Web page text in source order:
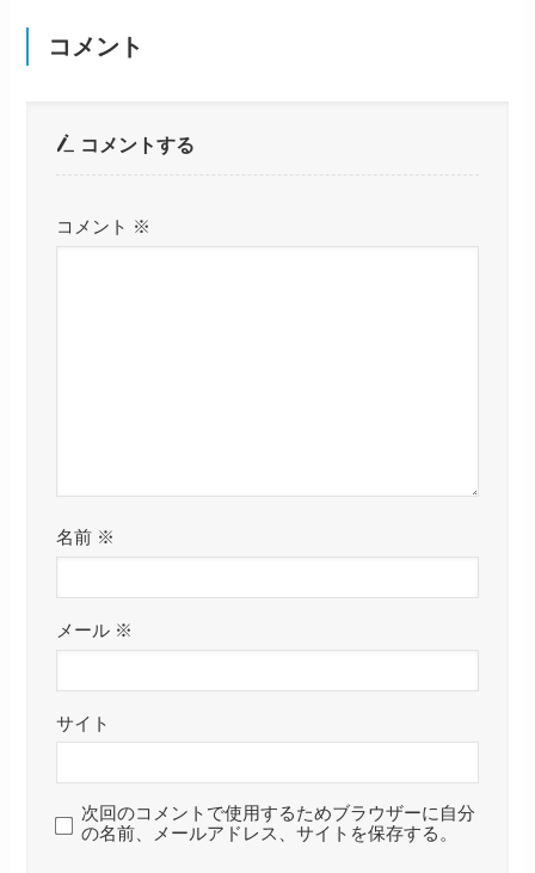
コメント
コメントする
コメント ※
名前 ※
メール ※
サイト
次回のコメントで使用するためブラウザーに自分
の名前、メールアドレス、サイトを保存する。